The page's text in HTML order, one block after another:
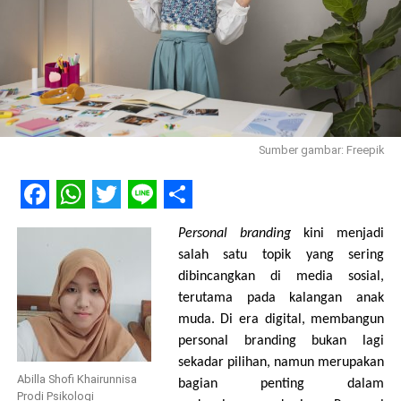
lingkungan, terutama kelembapan tinggi, kurangnya cahaya,
serta sirkulasi udara yang buruk. Dalam konteks rumah tangga
di Indonesia, kondisi ini kerap dipicu oleh berbagai hal seperti
atap bocor, penggunaan AC yang tidak optimal atau AC mati
dalam waktu lama, dapur tanpa exhaust, serta musim hujan
yang berkepanjangan. Akibatnya, ruang-ruang seperti kamar
mandi, dapur, dan gudang menjadi area yang paling rentan
Sumber gambar: Freepik
Facebook
WhatsApp
Twitter
LineShare
Abilla Shofi Khairunnisa
Prodi Psikologi
Personal brandingkini menjadi
salah satu topik yang sering
dibincangkan di media sosial,
terutama pada kalangan anak
muda. Di era digital, membangun
personal branding bukan lagi
sekadar pilihan, namun merupakan
bagian penting dalam